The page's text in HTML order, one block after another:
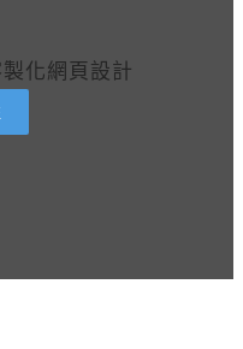
化網頁設計